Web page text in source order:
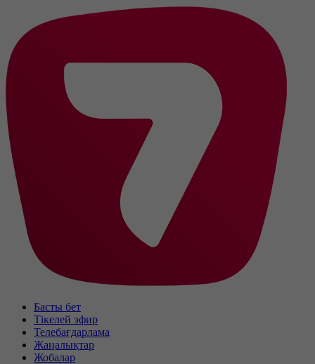
Басты бет
Тікелей эфир
Телебағдарлама
Жаңалықтар
Жобалар